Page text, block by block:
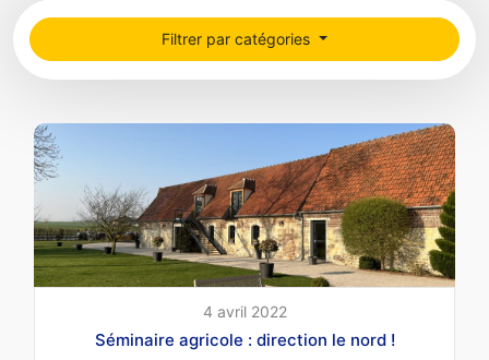
Filtrer par catégories
4 avril 2022
Séminaire agricole : direction le nord !